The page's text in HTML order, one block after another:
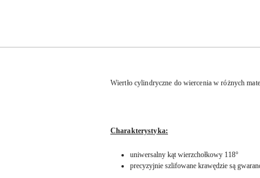
Wiertło cylindryczne do wiercenia w różnych
Charakterystyka:
uniwersalny kąt wierzchołkowy 118°
precyzyjnie szlifowane krawędzie są